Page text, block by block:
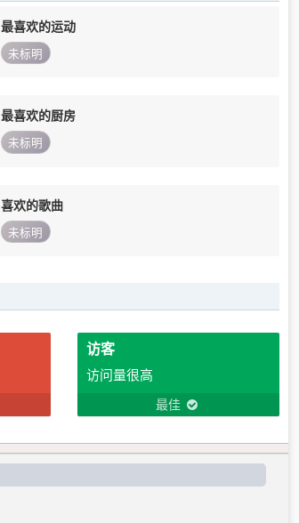
最喜欢的运动
未标明
最喜欢的厨房
未标明
喜欢的歌曲
未标明
访客
访问量很高
最佳